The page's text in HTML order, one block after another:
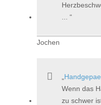
Jochen
Wenn das
zu schwer